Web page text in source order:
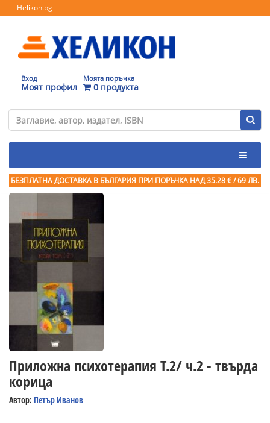
Helikon.bg
Вход
Моят профил
Моята поръчка
0 продукта
БЕЗПЛАТНА ДОСТАВКА В БЪЛГАРИЯ ПРИ ПОРЪЧКА НАД 35.28 € / 69 ЛВ.
Приложна психотерапия Т.2/ ч.2 - твърда
корица
Автор: Петър Иванов